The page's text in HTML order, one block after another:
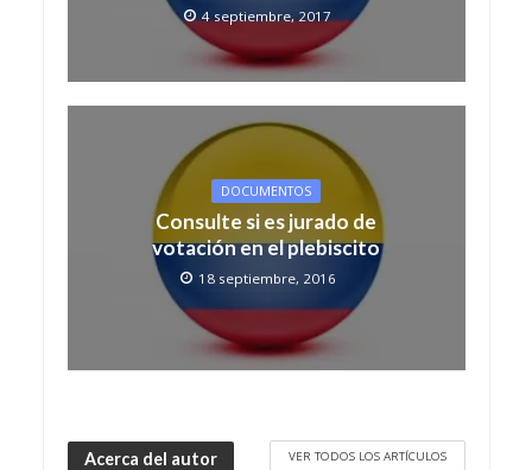
4 septiembre, 2017
DOCUMENTOS
Consulte si es jurado de
votación en el plebiscito
18 septiembre, 2016
Acerca del autor VER TODOS LOS ARTÍCULOS